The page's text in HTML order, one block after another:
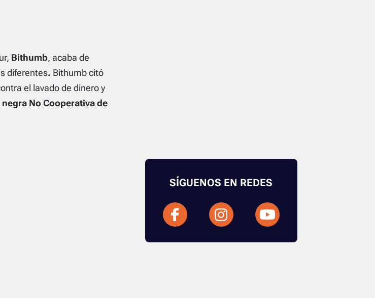
Bithumb, acaba de
diferentes. Bithumb citó
el lavado de dinero y
No Cooperativa de
SÍGUENOS EN REDES